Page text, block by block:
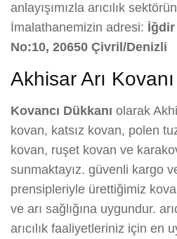
anlayışımızla arıcılık
İmalathanemizin adresi: İğdir
No:10, 20650 Çivril/Denizli
Akhisar Arı
Kovancı Dükkanı olarak
kovan, katsız kovan, polen
kovan, ruşet kovan ve
sunmaktayız. güvenli kargo
prensipleriyle ürettiğimiz
ve arı sağlığına uygundur.
arıcılık faaliyetleriniz için en